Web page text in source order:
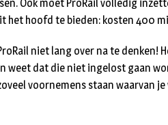
Ook moet ProRail volledig
hoofd te bieden: kosten 400
niet lang over na te denken!
weet dat die niet ingelost gaan
voornemens staan waarvan